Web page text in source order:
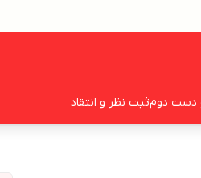
و دست دومثبت نظر و انتقاد